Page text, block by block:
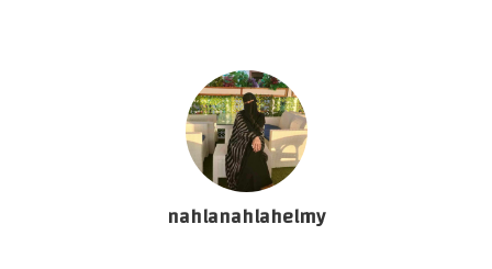
nahlanahlahelmy